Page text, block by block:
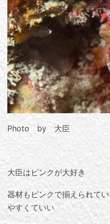
Photo by 大臣
大臣はピンクが大好き
器材もピンクで揃えられて
やすくていい